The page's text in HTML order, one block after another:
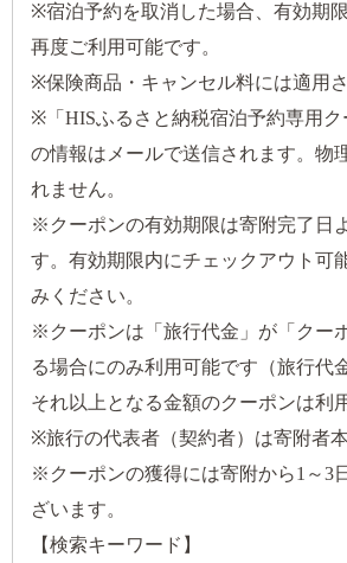
※宿泊予約を取消した場合、有効期
再度ご利用可能です。
※保険商品・キャンセル料には適用さ
※「HISふるさと納税宿泊予約専用ク
の情報はメールで送信されます。物
れません。
※クーポンの有効期限は寄附完了日
す。有効期限内にチェックアウト可
みください。
※クーポンは「旅行代金」が「クー
る場合にのみ利用可能です（旅行代
それ以上となる金額のクーポンは利
※旅行の代表者（契約者）は寄附者
※クーポンの獲得には寄附から1～3
ざいます。
【検索キーワード】